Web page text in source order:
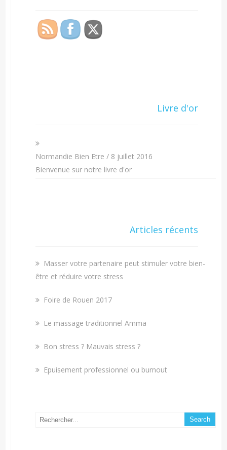
Livre d'or
Normandie Bien Etre / 8 juillet 2016
Bienvenue sur notre livre d'or
Articles récents
Masser votre partenaire peut stimuler votre bien-
être et réduire votre stress
Foire de Rouen 2017
Le massage traditionnel Amma
Bon stress ? Mauvais stress ?
Epuisement professionnel ou burnout